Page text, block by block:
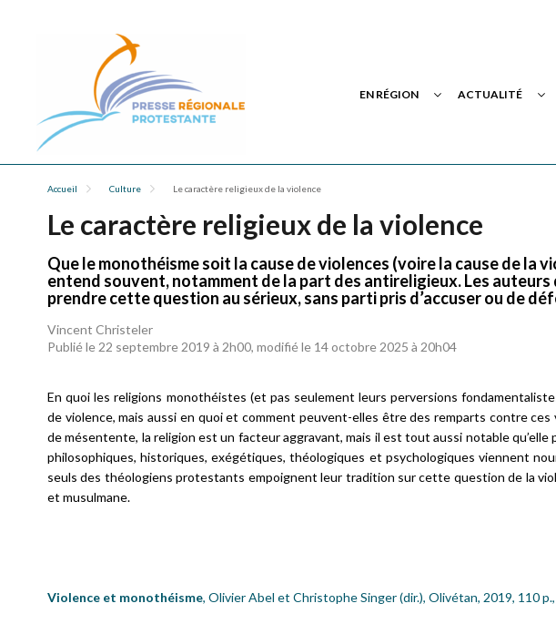
EN RÉGION ACTUALITÉ
Accueil Culture Le caractère religieux de la violence
Le caractère religieux de la violence
Que le monothéisme soit la cause de violences (voire la cause de la
entend souvent, notamment de la part des antireligieux. Les
prendre cette question au sérieux, sans parti pris d’accuser ou de
Vincent Christeler
Publié le 22 septembre 2019 à 2h00, modifié le 14 octobre 2025 à 20h04
En quoi les religions monothéistes (et pas seulement leurs perversions
de violence, mais aussi en quoi et comment peuvent-elles être des remparts contre ces
de mésentente, la religion est un facteur aggravant, mais il est tout aussi notable
philosophiques, historiques, exégétiques, théologiques et psychologiques viennent
seuls des théologiens protestants empoignent leur tradition sur cette question de la
et musulmane.
Violence et monothéisme, Olivier Abel et Christophe Singer (dir.), Olivétan, 2019, 110